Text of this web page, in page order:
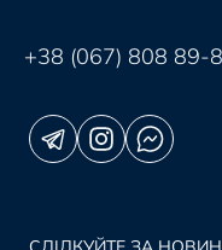
+38 (067) 808 89-